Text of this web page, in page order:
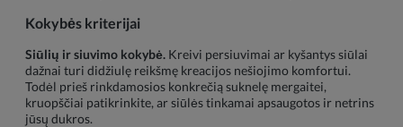
Kokybės kriterijai
Siūlių ir siuvimo kokybė. Kreivi persiuvimai ar kyšantys siūlai
dažnai turi didžiulę reikšmę kreacijos nešiojimo komfortui.
Todėl prieš rinkdamosios konkrečią suknelę mergaitei,
kruopščiai patikrinkite, ar siūlės tinkamai apsaugotos ir netrins
jūsų dukros.